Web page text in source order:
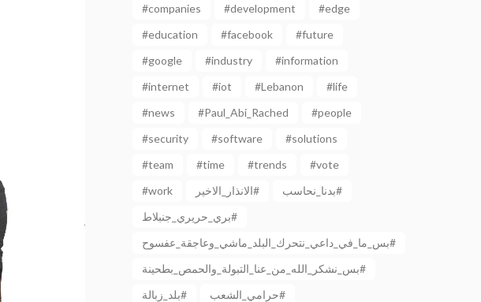
#companies
#development
#edge
#education
#facebook
#future
#google
#industry
#information
#internet
#iot #Lebanon
#life
#news
#Paul_Abi_Rached
#people
#security
#software
#solutions
#team
#time #trends
#vote
#work
الانذار_الاخير#
بدنا_نحاسب#
بري_حريري_جنبلاط#
بس_ما_في_داعي_نتحرك_البلد_ماشي_وعاجقة_عفسوح#
بس_نشكر_الله_من_عنا_التبولة_والحمص_بطحينة#
بلد_زبالة#
حرامي_الشعب#